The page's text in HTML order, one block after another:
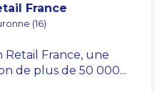
France
(16)
Retail France, une
de plus de 50 000...